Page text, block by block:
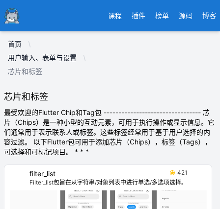
Ducafecat 课程 插件 榜单 源码 博客
首页
用户输入、表单与设置
芯片和标签
芯片和标签
最受欢迎的Flutter Chip和Tag包 --------------------------------- 芯
片（Chips）是一种小型的互动元素，可用于执行操作或显示信息。它
们通常用于表示联系人或标签。这些标签经常用于基于用户选择的内
容过滤。 以下Flutter包可用于添加芯片（Chips），标签（Tags），
可选择和可标记项目。 * * *
filter_list
421
Filter_list包旨在从字符串/对象列表中进行单选/多选项选择。